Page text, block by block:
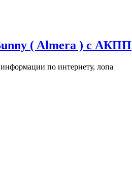
( Almera ) с АКПП
по интернету, лопа